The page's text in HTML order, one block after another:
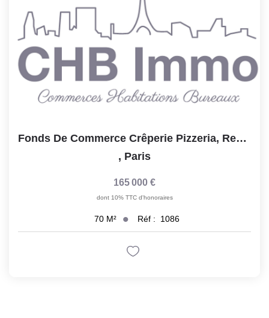
Fonds De Commerce Crêperie Pizzeria, Restauration Rapide...
, Paris
165 000 €
dont 10% TTC d'honoraires
70 M² Réf : 1086